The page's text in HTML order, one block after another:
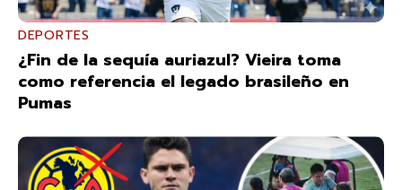
DEPORTES
¿Fin de la sequía auriazul? Vieira toma
como referencia el legado brasileño en
Pumas